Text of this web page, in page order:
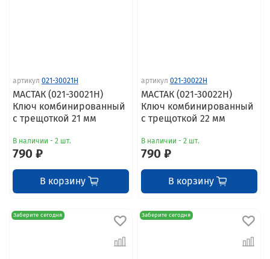
артикул 021-30021H
МАСТАК (021-30021H)
Ключ комбинированный
с трещоткой 21 мм
В наличии - 2 шт.
790 ₽
В корзину
артикул 021-30022H
МАСТАК (021-30022H)
Ключ комбинированный
с трещоткой 22 мм
В наличии - 2 шт.
790 ₽
В корзину
Заберите сегодня Заберите сегодня